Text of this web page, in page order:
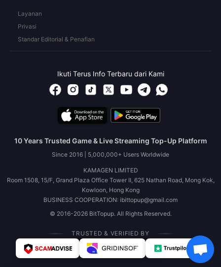
Layanan
Privasi
Standar Editorial & Penafian
Ikuti Terus Info Terbaru dari Kami
10 Years Trusted Game & Live Streaming Top-Up Platform
Since 2016 | 5,000,000+ Users Worldwide
KAMAGEN LIMITED
Room 1508, 15/F, Grand Plaza Office Tower II, 625 Nathan Road, Mong Kok,
Kowloon, Hong Kong
BUSINESS COOPERATION: ibittopup@gmail.com
© 2016-2026 BitTopup. All Rights Reserved.
TRUSTED & VERIFIED BY